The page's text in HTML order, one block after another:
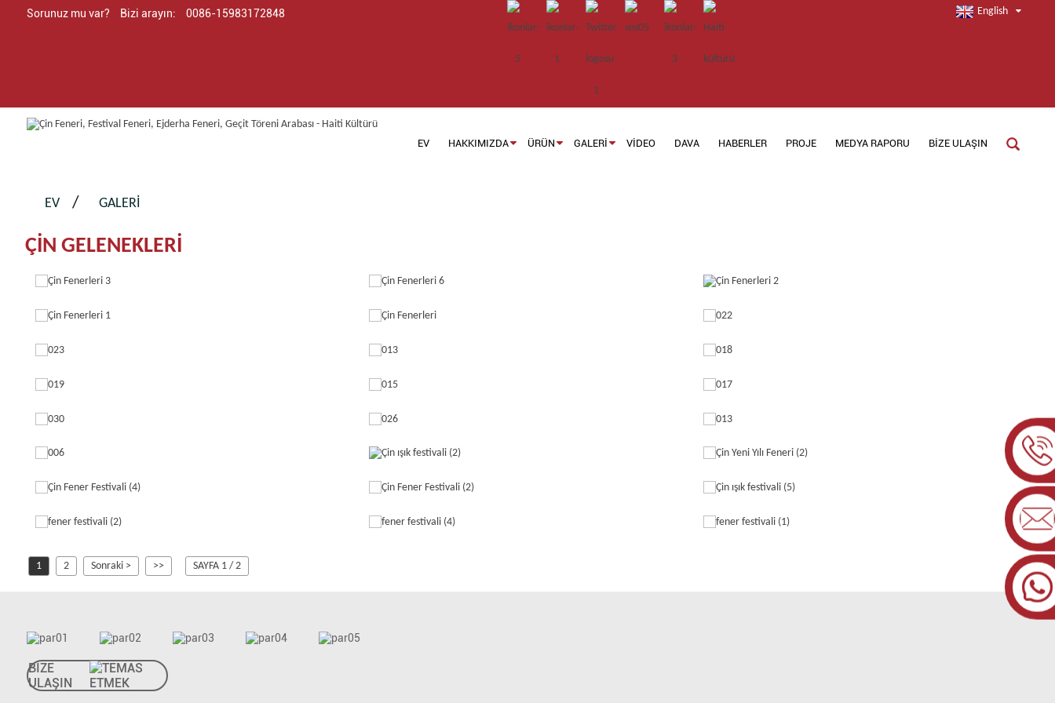
Sorunuz mu var? Bizi arayın: 0086-15983172848 English
EV HAKKIMIZDA ÜRÜN GALERI VIDEO DAVA HABERLER PROJE MEDYA RAPORU BIZE ULAŞIN
EV GALERI
ÇİN GELENEKLERİ
1 2 Sonraki > >> SAYFA 1 / 2
BİZE
ULAŞIN